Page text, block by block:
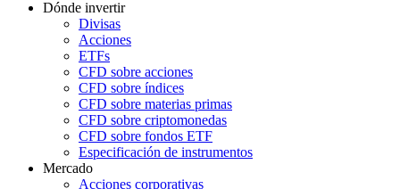
Dónde invertir
Divisas
Acciones
ETFs
CFD sobre acciones
CFD sobre índices
CFD sobre materias primas
CFD sobre criptomonedas
CFD sobre fondos ETF
Especificación de instrumentos
Mercado
Acciones corporativas